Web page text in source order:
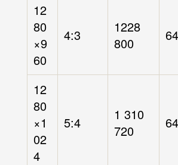
12
80
×9
60
4:3
1228
800
64
12
80
×1
02
4
5:4
1 310
720
64